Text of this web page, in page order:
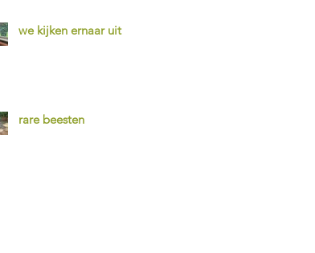
we kijken ernaar uit
rare beesten